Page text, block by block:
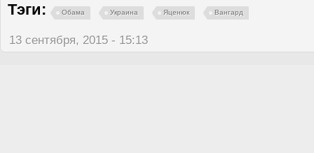
Тэги: Обама Украина Яценюк Вангард
13 сентября, 2015 - 15:13